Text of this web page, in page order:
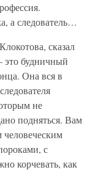
а следователь…
сказал
будничный
Она вся в
не
подняться. Вам
человеческим
с
корчевать, как